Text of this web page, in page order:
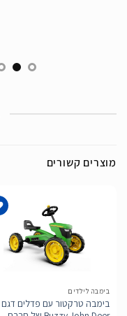
מוצרים קשורים
בימבה לילדים
בימבה טרקטור עם פדלים דגם